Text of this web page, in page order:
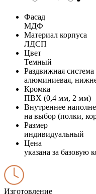
Фасад
МДФ
Материал корпуса
ЛДСП
Цвет
Темный
Раздвижная система
алюминиевая,
Кромка
ПВХ (0,4 мм, 2 мм)
Внутреннее
на выбор (полки,
Размер
индивидуальный
Цена
указана за базовую
Изготовление